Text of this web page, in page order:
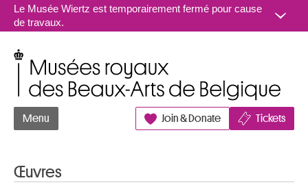
Aller au contenu
Le Musée Wiertz est temporairement fermé pour cause
de travaux.
Menu Join & Donate Tickets
Œuvres